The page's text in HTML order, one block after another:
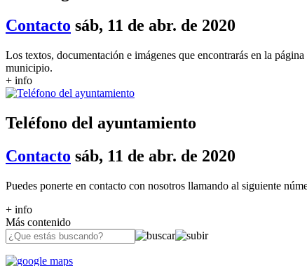
Contacto sáb, 11 de abr. de 2020
Los textos, documentación e imágenes que encontrarás en la
municipio.
+ info
Teléfono del ayuntamiento
Contacto sáb, 11 de abr. de 2020
Puedes ponerte en contacto con nosotros llamando al siguiente
+ info
Más contenido